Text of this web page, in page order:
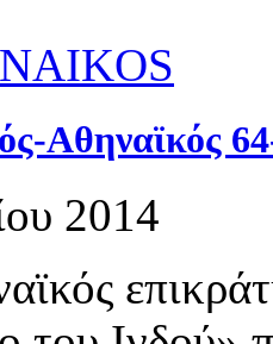
Αθηναϊκός
2014